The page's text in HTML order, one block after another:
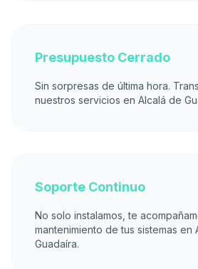
Presupuesto Cerrado
Sin sorpresas de última hora.
nuestros servicios en Alcalá de
Soporte Continuo
No solo instalamos, te
mantenimiento de tus sistemas en
Guadaíra.